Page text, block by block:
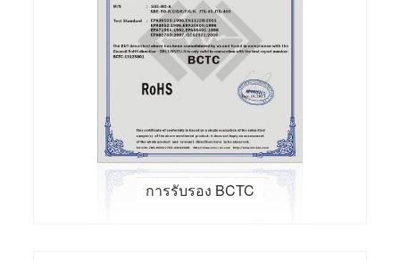
การรับรอง BCTC